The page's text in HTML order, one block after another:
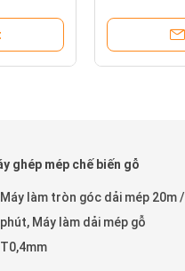
ghép mép chế biến gỗ
Máy làm tròn góc dải mép 20m /
phút, Máy làm dải mép gỗ
T0,4mm